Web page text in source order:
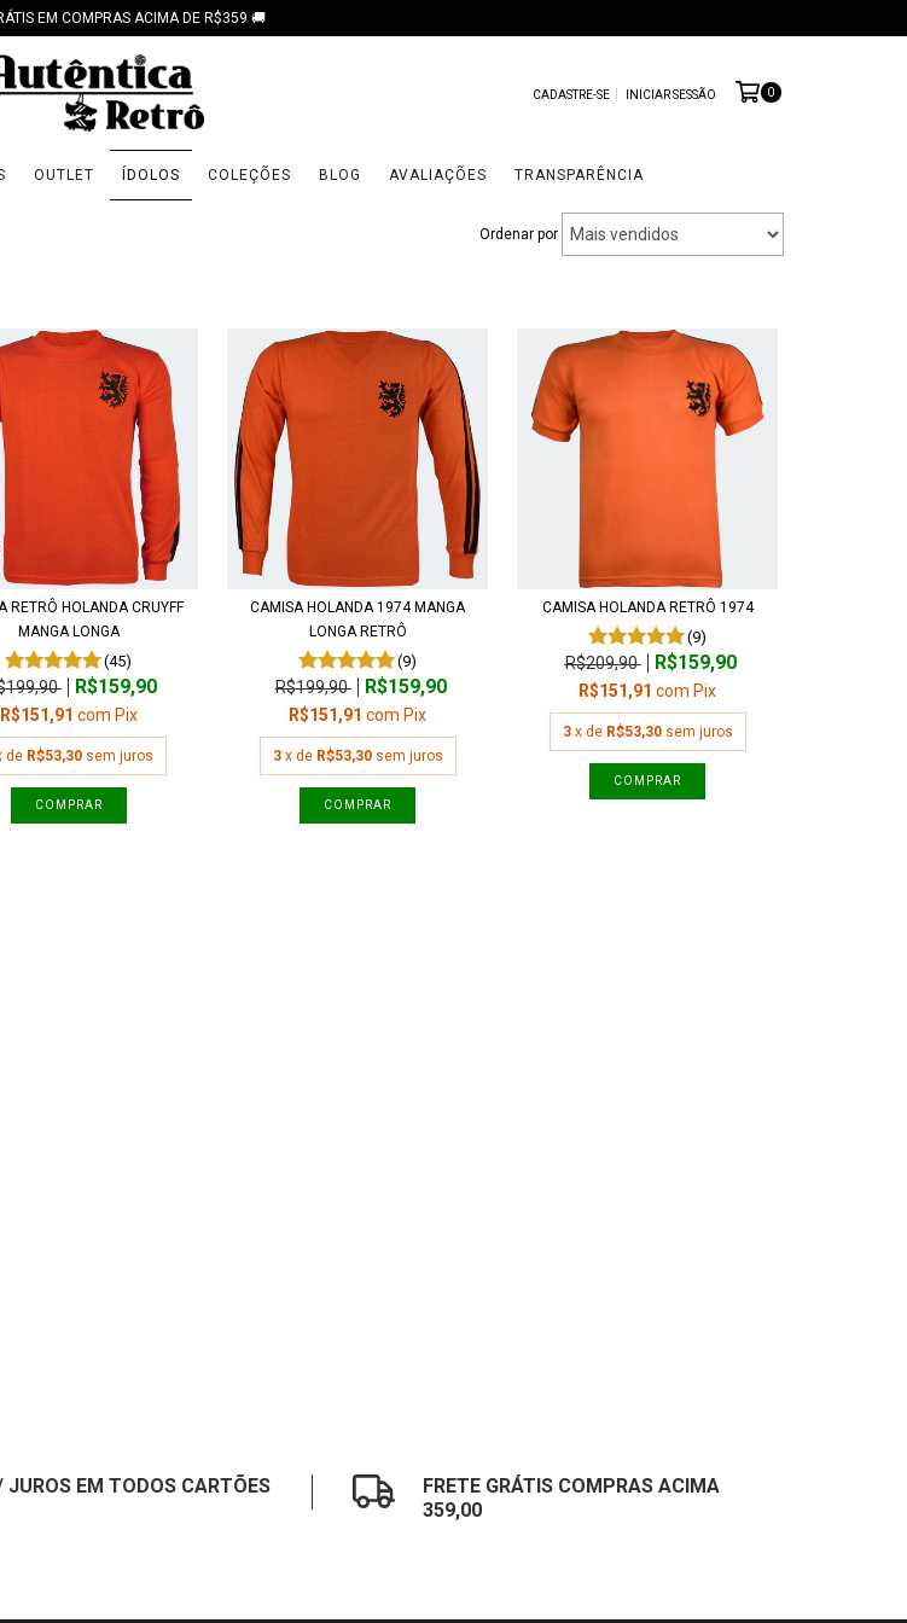
EM COMPRAS ACIMA DE R$359 🚚
CADASTRE-SE INICIAR SESSÃO 0
OUTLET ÍDOLOS COLEÇÕES BLOG AVALIAÇÕES TRANSPARÊNCIA
Ordenar por
RETRÔ HOLANDA CRUYFF
MANGA LONGA
(45)
R$159,90
R$151,91 com Pix
de R$53,30 sem juros
COMPRAR
CAMISA HOLANDA 1974 MANGA
LONGA RETRÔ
(9)
R$199,90 R$159,90
R$151,91com Pix
3 x de R$53,30 sem juros
COMPRAR
CAMISA HOLANDA RETRÔ 1974
(9)
R$209,90 R$159,90
R$151,91com Pix
3 x de R$53,30 sem juros
COMPRAR
JUROS EM TODOS CARTÕES
FRETE GRÁTIS COMPRAS ACIMA
359,00